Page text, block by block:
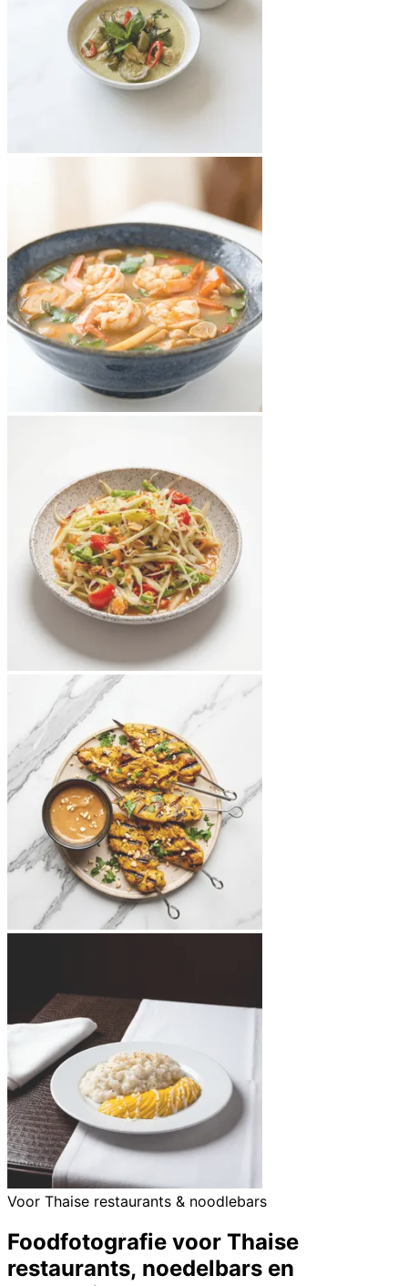
Voor Thaise restaurants & noodlebars
Foodfotografie voor Thaise
restaurants, noedelbars en